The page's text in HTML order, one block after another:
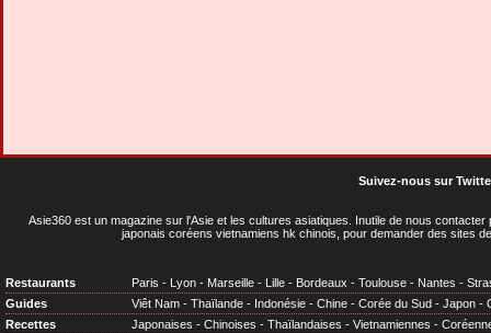
Suivez-nous sur
Asie360 est un magazine sur l'Asie et les cultures asiatiques . Inutile de nous
japonais coréens vietnamiens hk chinois, pour demander des sites
Restaurants Paris - Lyon - Marseille - Lille - Bordeaux - Toulouse - Nantes -
Guides
Viêt Nam - Thaïlande - Indonésie - Chine - Corée du Sud - Japon -
Recettes
Japonaises - Chinoises - Thaïlandaises - Vietnamiennes -